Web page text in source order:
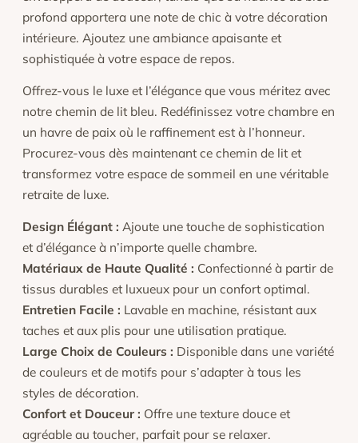
profond apportera une note de chic à votre décoration
intérieure. Ajoutez une ambiance apaisante et
sophistiquée à votre espace de repos.
Offrez-vous le luxe et l’élégance que vous méritez avec
notre chemin de lit bleu. Redéfinissez votre chambre en
un havre de paix où le raffinement est à l’honneur.
Procurez-vous dès maintenant ce chemin de lit et
transformez votre espace de sommeil en une véritable
retraite de luxe.
Design Élégant : Ajoute une touche de sophistication
et d’élégance à n’importe quelle chambre.
Matériaux de Haute Qualité : Confectionné à partir de
tissus durables et luxueux pour un confort optimal.
Entretien Facile : Lavable en machine, résistant aux
taches et aux plis pour une utilisation pratique.
Large Choix de Couleurs : Disponible dans une variété
de couleurs et de motifs pour s’adapter à tous les
styles de décoration.
Confort et Douceur : Offre une texture douce et
agréable au toucher, parfait pour se relaxer.